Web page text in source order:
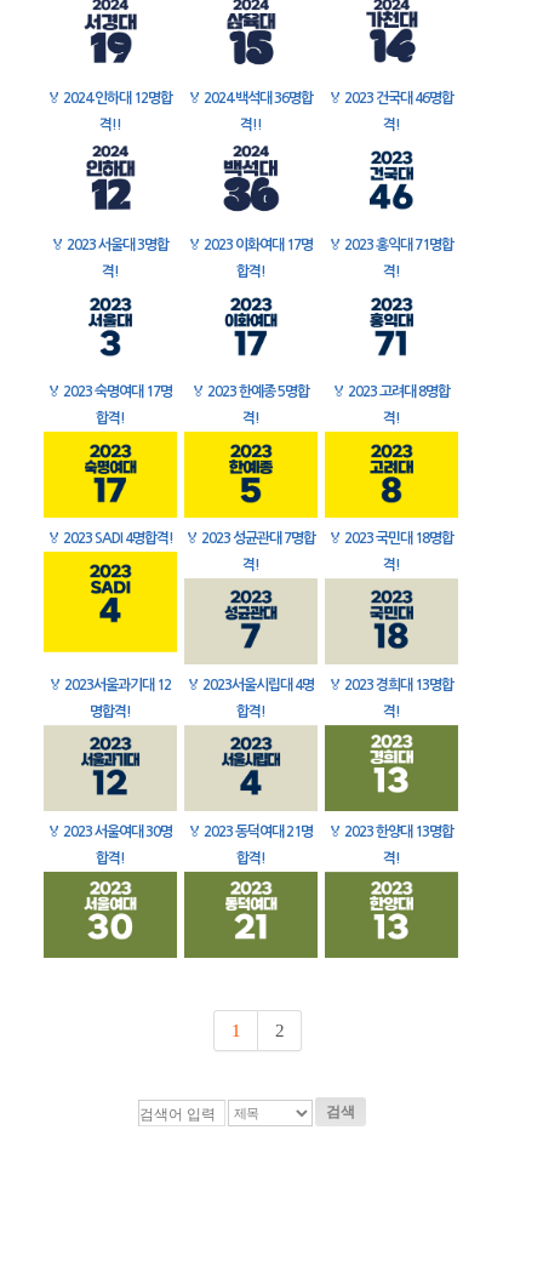
🏅 2024 인하대 12명합
격!!
🏅 2024 백석대 36명합
격!!
🏅 2023 건국대 46명합
격!
🏅 2023 서울대 3명합
격!
🏅 2023 이화여대 17명
합격!
🏅 2023 홍익대 71명합
격!
🏅 2023 숙명여대 17명
합격!
🏅 2023 한예종 5명합
격!
🏅 2023 고려대 8명합
격!
🏅 2023 SADI 4명합격! 🏅 2023 성균관대 7명합
격!
🏅 2023 국민대 18명합
격!
🏅 2023서울과기대 12
명합격!
🏅 2023서울시립대 4명
합격!
🏅 2023 경희대 13명합
격!
🏅 2023 서울여대 30명
합격!
🏅 2023 동덕여대 21명
합격!
🏅 2023 한양대 13명합
격!
1 2
검색